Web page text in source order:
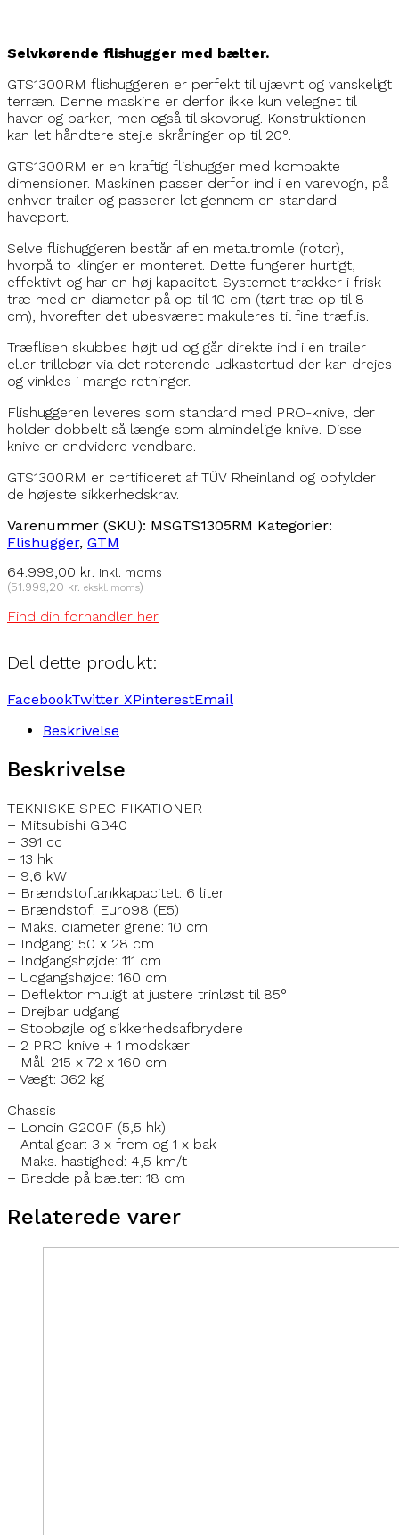
Selvkørende flishugger med bælter.
GTS1300RM flishuggeren er perfekt til ujævnt og vanskeligt
terræn. Denne maskine er derfor ikke kun velegnet til
haver og parker, men også til skovbrug. Konstruktionen
kan let håndtere stejle skråninger op til 20°.
GTS1300RM er en kraftig flishugger med kompakte
dimensioner. Maskinen passer derfor ind i en varevogn, på
enhver trailer og passerer let gennem en standard
haveport.
Selve flishuggeren består af en metaltromle (rotor),
hvorpå to klinger er monteret. Dette fungerer hurtigt,
effektivt og har en høj kapacitet. Systemet trækker i frisk
træ med en diameter på op til 10 cm (tørt træ op til 8
cm), hvorefter det ubesværet makuleres til fine træflis.
Træflisen skubbes højt ud og går direkte ind i en trailer
eller trillebør via det roterende udkastertud der kan drejes
og vinkles i mange retninger.
Flishuggeren leveres som standard med PRO-knive, der
holder dobbelt så længe som almindelige knive. Disse
knive er endvidere vendbare.
GTS1300RM er certificeret af TÜV Rheinland og opfylder
de højeste sikkerhedskrav.
Varenummer (SKU): MSGTS1305RM Kategorier:
Flishugger, GTM
64.999,00 kr. inkl. moms
(51.999,20 kr. ekskl. moms)
Find din forhandler her
Del dette produkt:
FacebookTwitter XPinterestEmail
Beskrivelse
Beskrivelse
TEKNISKE SPECIFIKATIONER
– Mitsubishi GB40
– 391 cc
– 13 hk
– 9,6 kW
– Brændstoftankkapacitet: 6 liter
– Brændstof: Euro98 (E5)
– Maks. diameter grene: 10 cm
– Indgang: 50 x 28 cm
– Indgangshøjde: 111 cm
– Udgangshøjde: 160 cm
– Deflektor muligt at justere trinløst til 85°
– Drejbar udgang
– Stopbøjle og sikkerhedsafbrydere
– 2 PRO knive + 1 modskær
– Mål: 215 x 72 x 160 cm
– Vægt: 362 kg
Chassis
– Loncin G200F (5,5 hk)
– Antal gear: 3 x frem og 1 x bak
– Maks. hastighed: 4,5 km/t
– Bredde på bælter: 18 cm
Relaterede varer